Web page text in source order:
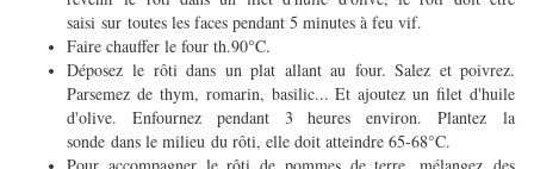
saisi sur toutes les faces pendant 5 minutes à feu vif.
Faire chauffer le four th.90°C.
Déposez le rôti dans un plat allant au four. Salez et poivrez.
Parsemez de thym, romarin, basilic... Et ajoutez un filet d'huile
d'olive. Enfournez pendant 3 heures environ. Plantez la
sonde dans le milieu du rôti, elle doit atteindre 65-68°C.